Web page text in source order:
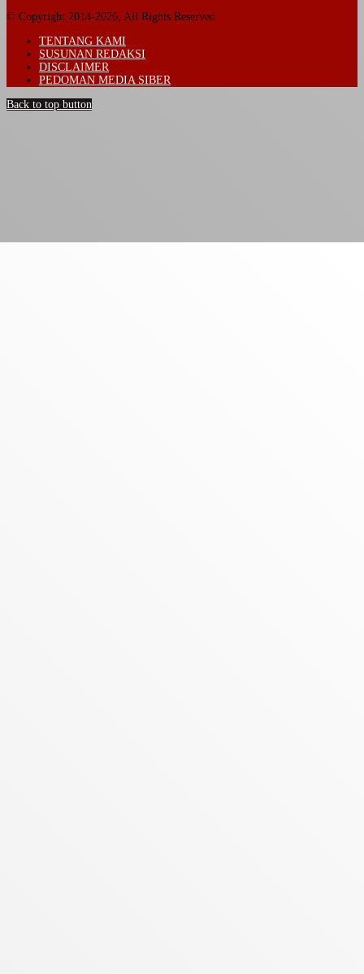
© Copyright 2014-2026, All Rights Reserved
TENTANG KAMI
SUSUNAN REDAKSI
DISCLAIMER
PEDOMAN MEDIA SIBER
Back to top button